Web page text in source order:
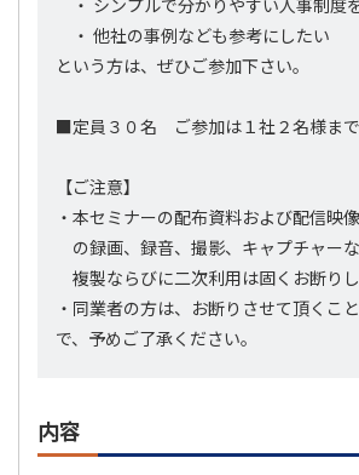
・ シンプルで分かりやすい人事制度
・ 他社の事例なども参考にしたい
という方は、ぜひご参加下さい。
■定員３０名 ご参加は１社２名様まで
【ご注意】
・本セミナーの配布資料および配信映
の録画、録音、撮影、キャプチャー
複製ならびに二次利用は固くお断りし
・同業者の方は、お断りさせて頂くこ
で、予めご了承ください。
内容